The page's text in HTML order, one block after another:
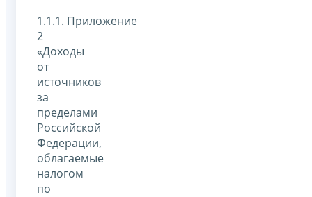
1.1.1. Приложение
2
«Доходы
от
источников
за
пределами
Российской
Федерации,
облагаемые
налогом
по